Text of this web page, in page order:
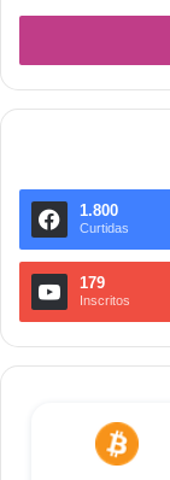
1.800
Curtidas
179
Inscritos